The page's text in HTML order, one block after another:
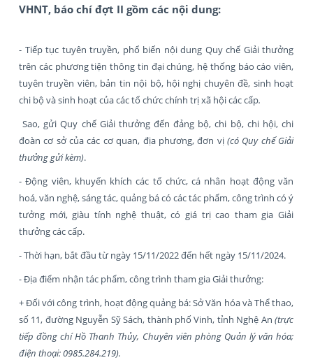
VHNT, báo chí đợt II gồm các nội dung:
- Tiếp tục tuyên truyền, phổ biến nội dung Quy chế Giải thưởng
trên các phương tiện thông tin đại chúng, hệ thống báo cáo viên,
tuyên truyền viên, bản tin nội bộ, hội nghị chuyên đề, sinh hoạt
chi bộ và sinh hoạt của các tổ chức chính trị xã hội các cấp.
Sao, gửi Quy chế Giải thưởng đến đảng bộ, chi bộ, chi hội, chi
đoàn cơ sở của các cơ quan, địa phương, đơn vị (có Quy chế Giải
thưởng gửi kèm).
- Động viên, khuyến khích các tổ chức, cá nhân hoạt động văn
hoá, văn nghệ, sáng tác, quảng bá có các tác phẩm, công trình có ý
tưởng mới, giàu tính nghệ thuật, có giá trị cao tham gia Giải
thưởng các cấp.
- Thời hạn, bắt đầu từ ngày 15/11/2022 đến hết ngày 15/11/2024.
-Địa điểm nhận tác phẩm, công trình tham gia Giải thưởng:
+ Đối với công trình, hoạt động quảng bá: Sở Văn hóa và Thể thao,
số 11, đường Nguyễn Sỹ Sách, thành phố Vinh, tỉnh Nghệ An (trực
tiếp đồng chí Hồ Thanh Thủy, Chuyên viên phòng Quản lý văn hóa;
điện thoại: 0985.284.219).